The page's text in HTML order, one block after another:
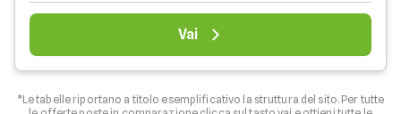
Vai
*Le tabelle riportano a titolo esemplificativo la struttura del sito. Per tutte